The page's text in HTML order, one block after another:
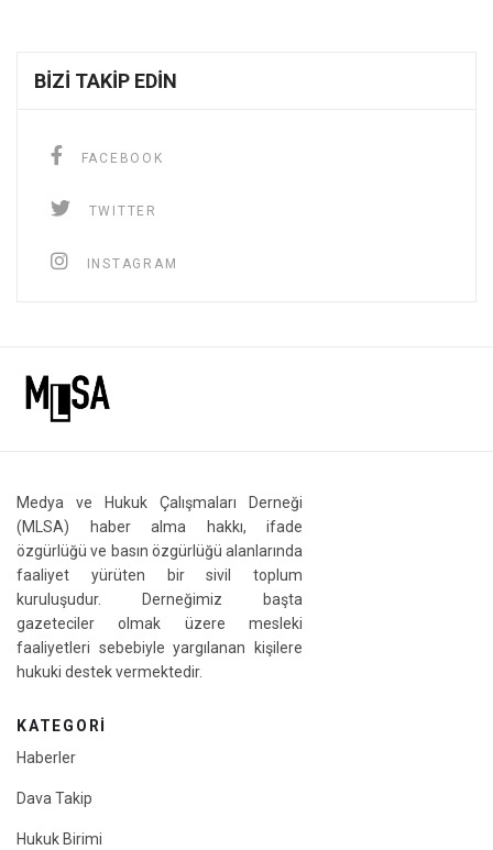
BIZI TAKIP EDIN
FACEBOOK
TWITTER
INSTAGRAM
Medya ve Hukuk Çalışmaları Derneği
(MLSA) haber alma hakkı, ifade
özgürlüğü ve basın özgürlüğü alanlarında
faaliyet yürüten bir sivil toplum
kuruluşudur. Derneğimiz başta
gazeteciler olmak üzere mesleki
faaliyetleri sebebiyle yargılanan kişilere
hukuki destek vermektedir.
KATEGORI
Haberler
Dava Takip
Hukuk Birimi